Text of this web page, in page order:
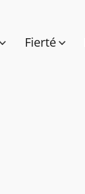
Fierté